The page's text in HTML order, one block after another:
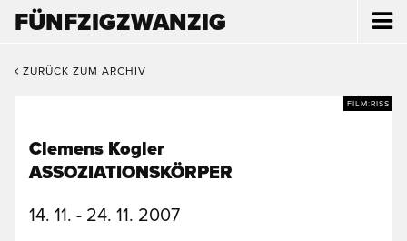
FÜNFZIGZWANZIG
ZURÜCK ZUM ARCHIV
FILM:RISS
Clemens Kogler
ASSOZIATIONSKÖRPER
14. 11. - 24. 11. 2007